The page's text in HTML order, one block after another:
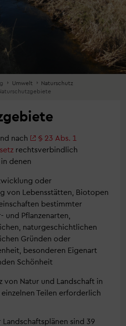
Umwelt
Naturschutz
nach
§ 23 Abs. 1
rechtsverbindlich
denen
oder
von Lebensstätten, Biotopen
bestimmter
Pflanzenarten,
naturgeschichtlichen
Gründen oder
besonderen Eigenart
Schönheit
von Natur und Landschaft in
Teilen erforderlich
sind 39